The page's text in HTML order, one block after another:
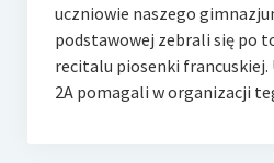
uczniowie naszego
podstawowej zebrali się po
recitalu piosenki francuskiej.
2A pomagali w organizacji